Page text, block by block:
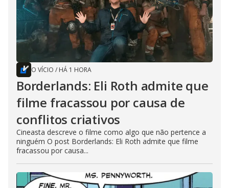
O VÍCIO / HÁ 1 HORA
Borderlands: Eli Roth admite que
filme fracassou por causa de
conflitos criativos
Cineasta descreve o filme como algo que não pertence a
ninguém O post Borderlands: Eli Roth admite que filme
fracassou por causa...